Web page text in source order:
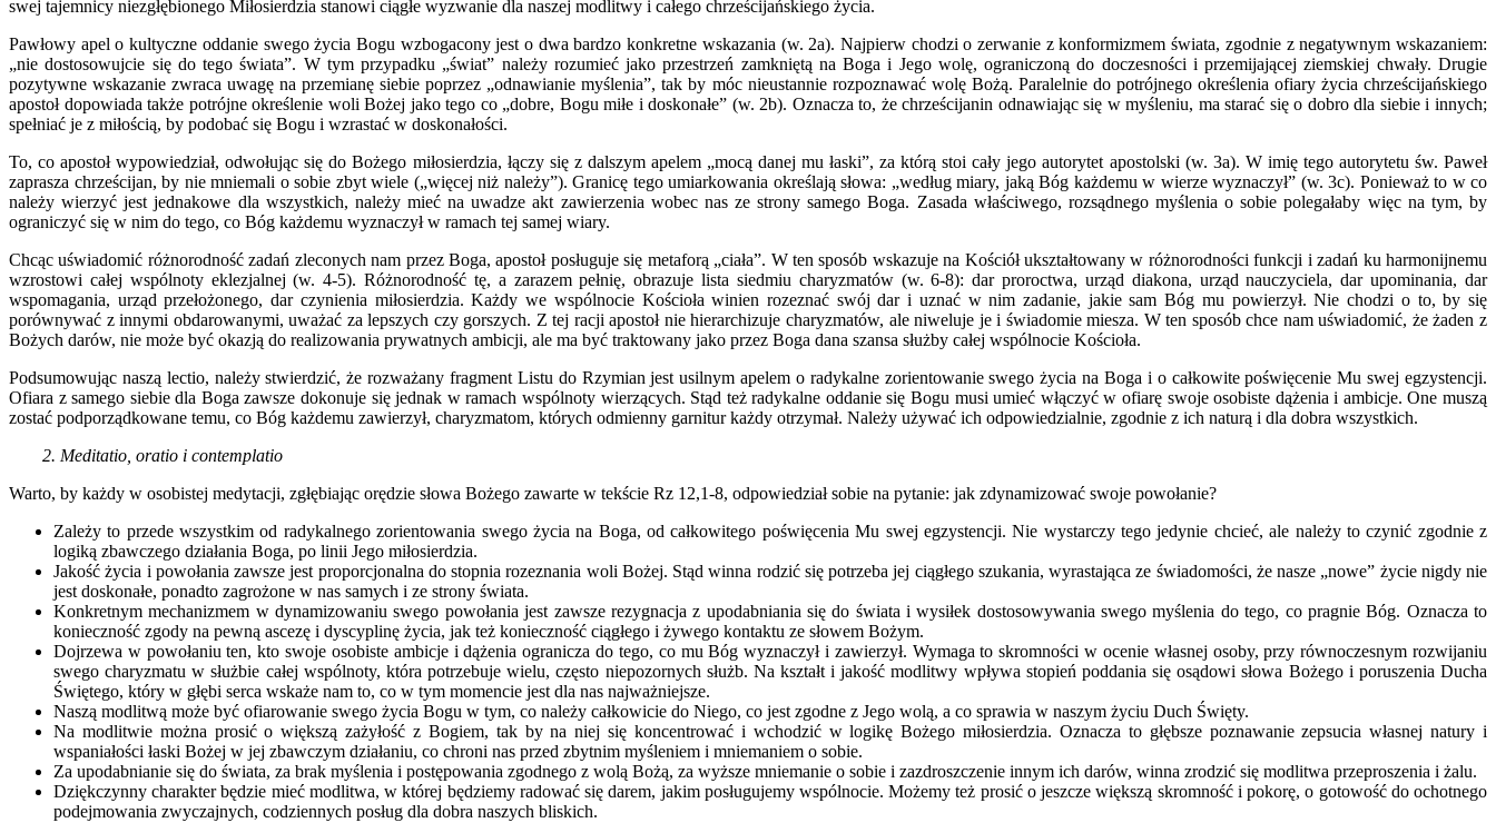
swej tajemnicy niezgłębionego Miłosierdzia stanowi ciągłe wyzwanie dla naszej modlitwy i całego chrześcijańskiego życia.
Pawłowy apel o kultyczne oddanie swego życia Bogu wzbogacony jest o dwa bardzo konkretne wskazania (w. 2a). Najpierw chodzi o zerwanie z konformizmem świata, zgodnie z negatywnym wskazaniem:
„nie dostosowujcie się do tego świata”. W tym przypadku „świat” należy rozumieć jako przestrzeń zamkniętą na Boga i Jego wolę, ograniczoną do doczesności i przemijającej ziemskiej chwały. Drugie
pozytywne wskazanie zwraca uwagę na przemianę siebie poprzez „odnawianie myślenia”, tak by móc nieustannie rozpoznawać wolę Bożą. Paralelnie do potrójnego określenia ofiary życia chrześcijańskiego
apostoł dopowiada także potrójne określenie woli Bożej jako tego co „dobre, Bogu miłe i doskonałe” (w. 2b). Oznacza to, że chrześcijanin odnawiając się w myśleniu, ma starać się o dobro dla siebie i innych;
spełniać je z miłością, by podobać się Bogu i wzrastać w doskonałości.
To, co apostoł wypowiedział, odwołując się do Bożego miłosierdzia, łączy się z dalszym apelem „mocą danej mu łaski”, za którą stoi cały jego autorytet apostolski (w. 3a). W imię tego autorytetu św. Paweł
zaprasza chrześcijan, by nie mniemali o sobie zbyt wiele („więcej niż należy”). Granicę tego umiarkowania określają słowa: „według miary, jaką Bóg każdemu w wierze wyznaczył” (w. 3c). Ponieważ to w co
należy wierzyć jest jednakowe dla wszystkich, należy mieć na uwadze akt zawierzenia wobec nas ze strony samego Boga. Zasada właściwego, rozsądnego myślenia o sobie polegałaby więc na tym, by
ograniczyć się w nim do tego, co Bóg każdemu wyznaczył w ramach tej samej wiary.
Chcąc uświadomić różnorodność zadań zleconych nam przez Boga, apostoł posługuje się metaforą „ciała”. W ten sposób wskazuje na Kościół ukształtowany w różnorodności funkcji i zadań ku harmonijnemu
wzrostowi całej wspólnoty eklezjalnej (w. 4-5). Różnorodność tę, a zarazem pełnię, obrazuje lista siedmiu charyzmatów (w. 6-8): dar proroctwa, urząd diakona, urząd nauczyciela, dar upominania, dar
wspomagania, urząd przełożonego, dar czynienia miłosierdzia. Każdy we wspólnocie Kościoła winien rozeznać swój dar i uznać w nim zadanie, jakie sam Bóg mu powierzył. Nie chodzi o to, by się
porównywać z innymi obdarowanymi, uważać za lepszych czy gorszych. Z tej racji apostoł nie hierarchizuje charyzmatów, ale niweluje je i świadomie miesza. W ten sposób chce nam uświadomić, że żaden z
Bożych darów, nie może być okazją do realizowania prywatnych ambicji, ale ma być traktowany jako przez Boga dana szansa służby całej wspólnocie Kościoła.
Podsumowując naszą lectio, należy stwierdzić, że rozważany fragment Listu do Rzymian jest usilnym apelem o radykalne zorientowanie swego życia na Boga i o całkowite poświęcenie Mu swej egzystencji.
Ofiara z samego siebie dla Boga zawsze dokonuje się jednak w ramach wspólnoty wierzących. Stąd też radykalne oddanie się Bogu musi umieć włączyć w ofiarę swoje osobiste dążenia i ambicje. One muszą
zostać podporządkowane temu, co Bóg każdemu zawierzył, charyzmatom, których odmienny garnitur każdy otrzymał. Należy używać ich odpowiedzialnie, zgodnie z ich naturą i dla dobra wszystkich.
2. Meditatio, oratio i contemplatio
Warto, by każdy w osobistej medytacji, zgłębiając orędzie słowa Bożego zawarte w tekście Rz 12,1-8, odpowiedział sobie na pytanie: jak zdynamizować swoje powołanie?
Zależy to przede wszystkim od radykalnego zorientowania swego życia na Boga, od całkowitego poświęcenia Mu swej egzystencji. Nie wystarczy tego jedynie chcieć, ale należy to czynić zgodnie z
logiką zbawczego działania Boga, po linii Jego miłosierdzia.
Jakość życia i powołania zawsze jest proporcjonalna do stopnia rozeznania woli Bożej. Stąd winna rodzić się potrzeba jej ciągłego szukania, wyrastająca ze świadomości, że nasze „nowe” życie nigdy nie
jest doskonałe, ponadto zagrożone w nas samych i ze strony świata.
Konkretnym mechanizmem w dynamizowaniu swego powołania jest zawsze rezygnacja z upodabniania się do świata i wysiłek dostosowywania swego myślenia do tego, co pragnie Bóg. Oznacza to
konieczność zgody na pewną ascezę i dyscyplinę życia, jak też konieczność ciągłego i żywego kontaktu ze słowem Bożym.
Dojrzewa w powołaniu ten, kto swoje osobiste ambicje i dążenia ogranicza do tego, co mu Bóg wyznaczył i zawierzył. Wymaga to skromności w ocenie własnej osoby, przy równoczesnym rozwijaniu
swego charyzmatu w służbie całej wspólnoty, która potrzebuje wielu, często niepozornych służb. Na kształt i jakość modlitwy wpływa stopień poddania się osądowi słowa Bożego i poruszenia Ducha
Świętego, który w głębi serca wskaże nam to, co w tym momencie jest dla nas najważniejsze.
Naszą modlitwą może być ofiarowanie swego życia Bogu w tym, co należy całkowicie do Niego, co jest zgodne z Jego wolą, a co sprawia w naszym życiu Duch Święty.
Na modlitwie można prosić o większą zażyłość z Bogiem, tak by na niej się koncentrować i wchodzić w logikę Bożego miłosierdzia. Oznacza to głębsze poznawanie zepsucia własnej natury i
wspaniałości łaski Bożej w jej zbawczym działaniu, co chroni nas przed zbytnim myśleniem i mniemaniem o sobie.
Za upodabnianie się do świata, za brak myślenia i postępowania zgodnego z wolą Bożą, za wyższe mniemanie o sobie i zazdroszczenie innym ich darów, winna zrodzić się modlitwa przeproszenia i żalu.
Dziękczynny charakter będzie mieć modlitwa, w której będziemy radować się darem, jakim posługujemy wspólnocie. Możemy też prosić o jeszcze większą skromność i pokorę, o gotowość do ochotnego
podejmowania zwyczajnych, codziennych posług dla dobra naszych bliskich.